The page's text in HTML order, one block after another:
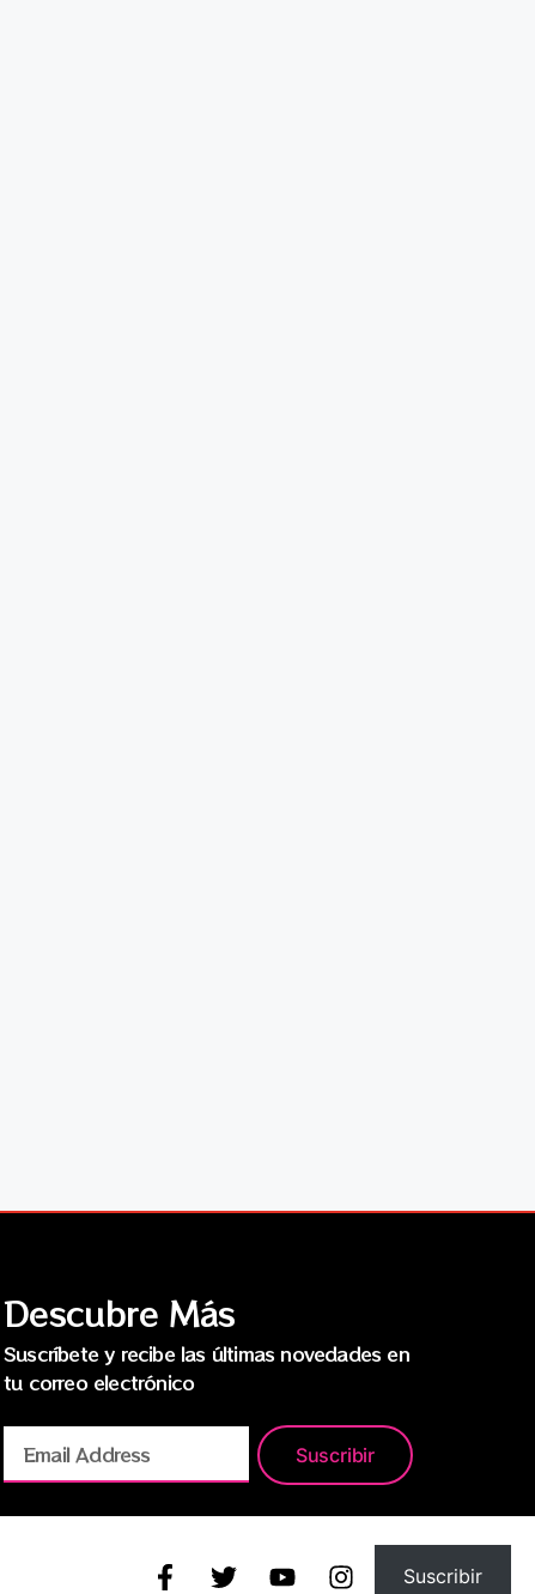
Descubre Más
Suscríbete y recibe las últimas novedades en
tu correo electrónico
Suscribir
Suscribir